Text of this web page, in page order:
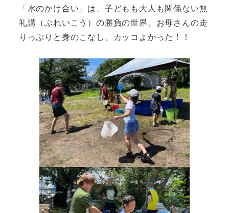
「水のかけ合い」は、子どもも大人も関係ない無
礼講（ぶれいこう）の勝負の世界。お母さんの走
りっぷりと身のこなし、カッコよかった！！